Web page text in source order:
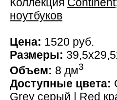
ноутбуков
Цена: 1520 руб.
Размеры:
Объем: 8 дм3
Доступные цвета:
Grey серый | Red